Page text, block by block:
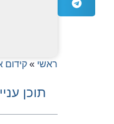
ראשי » קידום
תוכן